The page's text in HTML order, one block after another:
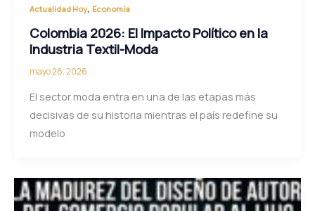
Actualidad Hoy, Economía
Colombia 2026: El Impacto Político en la
Industria Textil-Moda
mayo 28, 2026
El sector moda entra en una de las etapas más
decisivas de su historia mientras el país redefine su
modelo